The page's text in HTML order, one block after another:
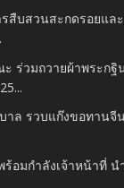
สืบสวนสะกดรอยแล
ร่วมถวายผ้าพระก
าล รวบแก๊งขอทานจี
ร้อมกำลังเจ้าหน้าที่